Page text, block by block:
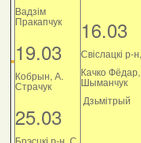
Вадзім
Пракапчук
19.03
Кобрын, А.
Страчук
25.03
Брэсцкі р-н, С.
16.03
Свіслацкі р-н,
Качко Фёдар,
Шыманчук
Дзьмітрый